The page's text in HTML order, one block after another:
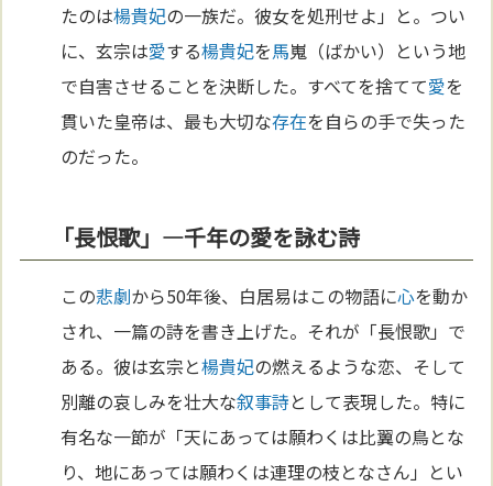
たのは楊貴妃の一族だ。彼女を処刑せよ」と。つい
に、玄宗は愛する楊貴妃を馬嵬（ばかい）という地
で自害させることを決断した。すべてを捨てて愛を
貫いた皇帝は、最も大切な存在を自らの手で失った
のだった。
「長恨歌」—千年の愛を詠む詩
この悲劇から50年後、白居易はこの物語に心を動か
され、一篇の詩を書き上げた。それが「長恨歌」で
ある。彼は玄宗と楊貴妃の燃えるような恋、そして
別離の哀しみを壮大な叙事詩として表現した。特に
有名な一節が「天にあっては願わくは比翼の鳥とな
り、地にあっては願わくは連理の枝となさん」とい